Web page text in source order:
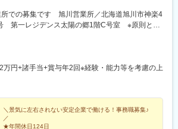
所での募集です 旭川営業所／北海道旭川市神楽4
第一レジデンス太陽の郷1階C号室 ※原則とし
せん。☆全国拠点☆■札幌本社■札幌北営業所■北
業所■釧路営業所■名寄営業所■帯広営業所■苫小
万円+諸手当+賞与年2回※経験・能力等を考慮の上
＼景気に左右されない安定企業で働ける！事務職募集♪
／
★年間休日124日